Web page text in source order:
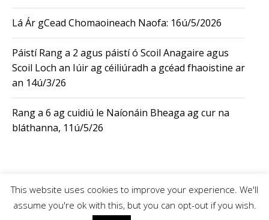
Lá Ár gCead Chomaoineach Naofa: 16ú/5/2026
Páistí Rang a 2 agus páistí ó Scoil Anagaire agus
Scoil Loch an Iúir ag céiliúradh a gcéad fhaoistine ar
an 14ú/3/26
Rang a 6 ag cuidiú le Naíonáin Bheaga ag cur na
bláthanna, 11ú/5/26
© 2026 Scoil Oilibhéir Pluincéid |Terms|Login
Website byJMS WebDesign
This website uses cookies to improve your experience. We'll
assume you're ok with this, but you can opt-out if you wish.